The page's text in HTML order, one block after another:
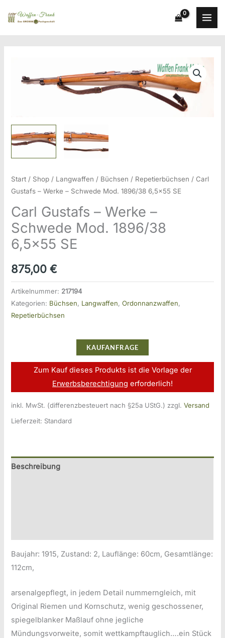
Inhalt
Start / Shop / Langwaffen / Büchsen / Repetierbüchsen / Carl
Gustafs – Werke – Schwede Mod. 1896/38 6,5×55 SE
Carl Gustafs – Werke –
Schwede Mod. 1896/38
6,5×55 SE
875,00€
Artikelnummer: 217194
Kategorien: Büchsen, Langwaffen,Ordonnanzwaffen,
Repetierbüchsen
KAUFANFRAGE
Zum Kauf dieses Produkts ist die Vorlage der
Erwerbsberechtigung erforderlich!
inkl. MwSt. (differenzbesteuert nach §25a UStG.) zzgl.Versand
Lieferzeit: Standard
Beschreibung
Baujahr: 1915, Zustand: 2, Lauflänge: 60cm, Gesamtlänge:
112cm,
arsenalgepflegt, in jedem Detail nummerngleich, mit
Original Riemen und Kornschutz, wenig geschossener,
spiegelblanker Maßlauf ohne jegliche
Mündungsvorweite, somit wettkampftauglich….ein Stück